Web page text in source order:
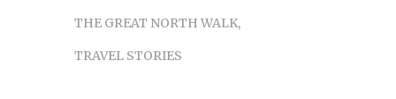
THE GREAT NORTH WALK,
TRAVEL STORIES